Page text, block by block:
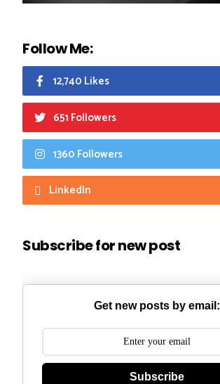
Follow Me:
12,740 Likes
651 Followers
1360 Followers
LinkedIn
Subscribe for new post
Get new posts by email:
Subscribe